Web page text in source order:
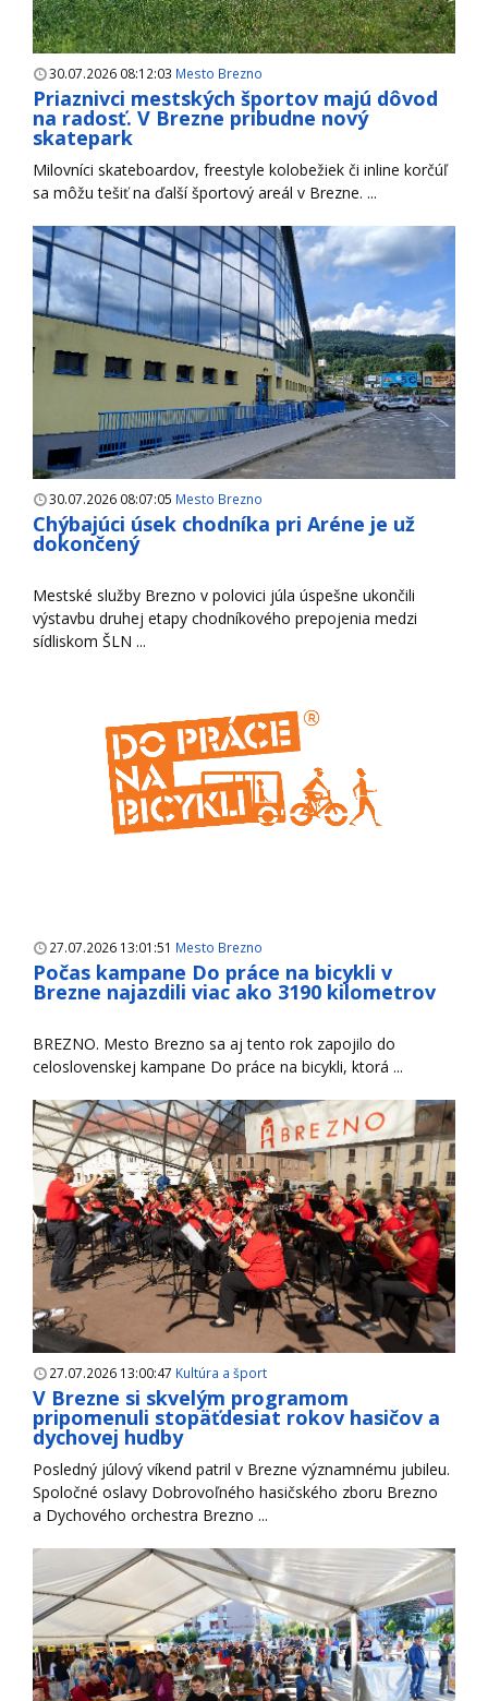
30.07.2026 08:12:03 Mesto Brezno
Priaznivci mestských športov majú dôvod
na radosť. V Brezne pribudne nový
skatepark
Milovníci skateboardov, freestyle kolobežiek či inline korčúľ
sa môžu tešiť na ďalší športový areál v Brezne. ...
30.07.2026 08:07:05 Mesto Brezno
Chýbajúci úsek chodníka pri Aréne je už
dokončený
Mestské služby Brezno v polovici júla úspešne ukončili
výstavbu druhej etapy chodníkového prepojenia medzi
sídliskom ŠLN ...
27.07.2026 13:01:51 Mesto Brezno
Počas kampane Do práce na bicykli v
Brezne najazdili viac ako 3190 kilometrov
BREZNO. Mesto Brezno sa aj tento rok zapojilo do
celoslovenskej kampane Do práce na bicykli, ktorá ...
27.07.2026 13:00:47 Kultúra a šport
V Brezne si skvelým programom
pripomenuli stopäťdesiat rokov hasičov a
dychovej hudby
Posledný júlový víkend patril v Brezne významnému jubileu.
Spoločné oslavy Dobrovoľného hasičského zboru Brezno
a Dychového orchestra Brezno ...